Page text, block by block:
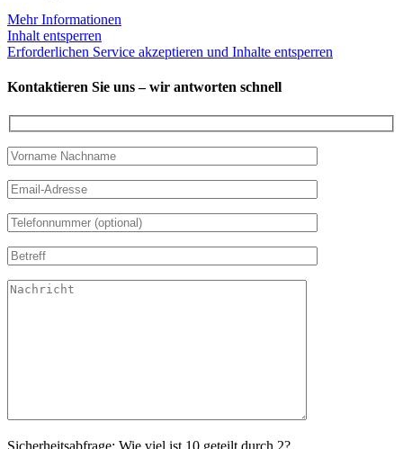
Mehr Informationen
Inhalt entsperren
Erforderlichen Service akzeptieren und Inhalte entsperren
Kontaktieren Sie uns – wir antworten schnell